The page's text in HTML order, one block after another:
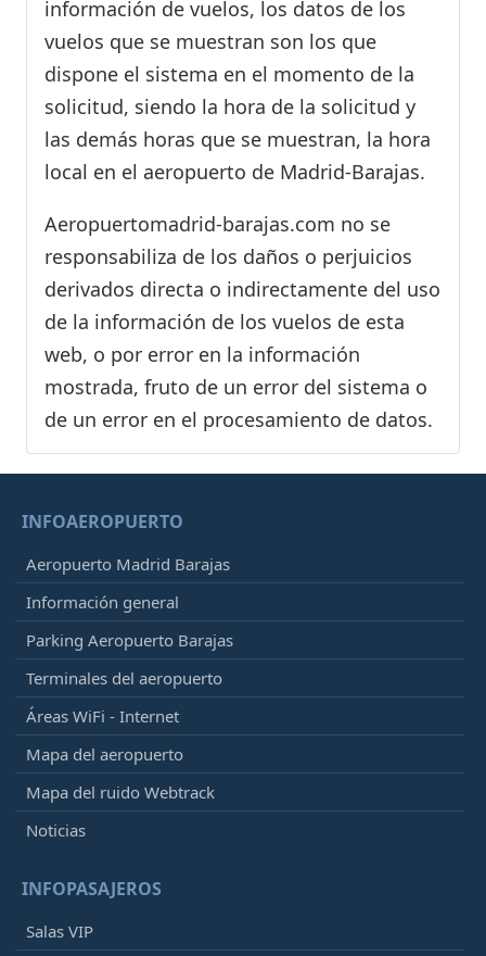
información de vuelos, los datos de los
vuelos que se muestran son los que
dispone el sistema en el momento de la
solicitud, siendo la hora de la solicitud y
las demás horas que se muestran, la hora
local en el aeropuerto de Madrid-Barajas.
Aeropuertomadrid-barajas.com no se
responsabiliza de los daños o perjuicios
derivados directa o indirectamente del uso
de la información de los vuelos de esta
web, o por error en la información
mostrada, fruto de un error del sistema o
de un error en el procesamiento de datos.
INFOAEROPUERTO
Aeropuerto Madrid Barajas
Información general
Parking Aeropuerto Barajas
Terminales del aeropuerto
Áreas WiFi - Internet
Mapa del aeropuerto
Mapa del ruido Webtrack
Noticias
INFOPASAJEROS
Salas VIP